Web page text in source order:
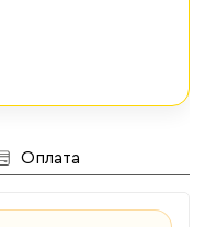
Оплата